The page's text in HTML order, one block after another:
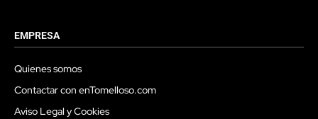
EMPRESA
Quienes somos
Contactar con enTomelloso.com
Aviso Legal y Cookies